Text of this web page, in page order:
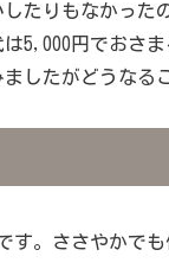
たりもなかった
5,000円でおさ
したがどうなる
す。ささやかで